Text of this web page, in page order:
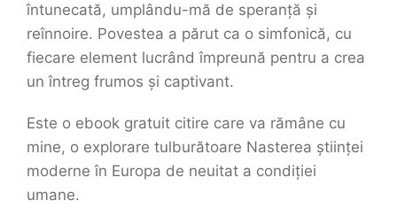
întunecată, umplându-mă de speranță și
reînnoire. Povestea a părut ca o simfonică, cu
fiecare element lucrând împreună pentru a crea
un întreg frumos și captivant.
Este o ebook gratuit citire care va rămâne cu
mine, o explorare tulburătoare Nasterea științei
moderne în Europa de neuitat a condiției
umane.